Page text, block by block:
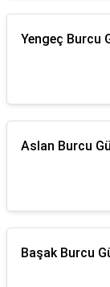
Yengeç Burcu
Aslan Burcu
Başak Burcu